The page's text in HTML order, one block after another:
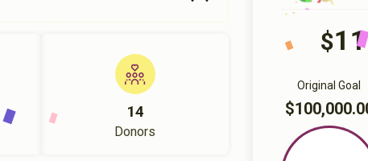
14
Donors
$
Original Goal